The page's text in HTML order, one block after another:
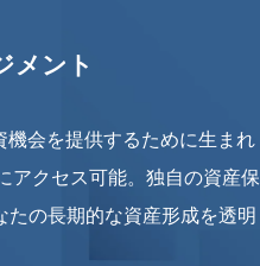
メント
会を提供するために生まれ
アクセス可能。独自の資産保
の長期的な資産形成を透明